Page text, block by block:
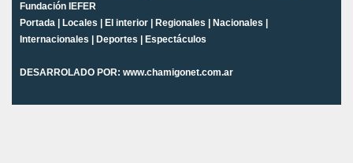
Fundación IEFER
Portada
Locales El interior Regionales Nacionales
Internacionales
Deportes Espectáculos
DESARROLADO POR: www.chamigonet.com.ar